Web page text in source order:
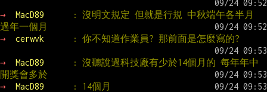
→ MacD89
: 沒明文規定 但就是行規 中秋端午各半月
過年一個月
→
cerwvk : 你不知道作業員? 那前面是怎麼寫的?
→ MacD89
: 沒聽說過科技廠有少於14個月的 每年年中
開獎會多於
→
MacD89
: 14個月